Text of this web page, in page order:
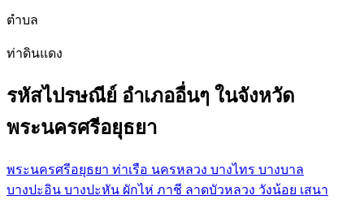
ตำบล
ท่าดินแดง
รหัสไปรษณีย์ อำเภออื่นๆ ในจังหวัด
พระนครศรีอยุธยา
พระนครศรีอยุธยา ท่าเรือ นครหลวง บางไทร บางบาล
บางปะอิน บางปะหัน ผักไห่ ภาชี ลาดบัวหลวง วังน้อย เสนา